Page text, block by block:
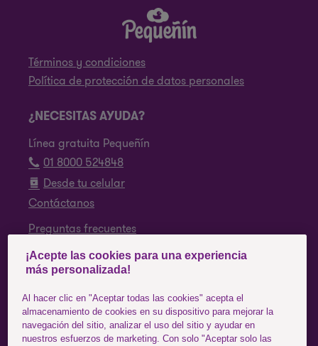
Términos y condiciones
Política de protección de datos personales
¿NECESITAS AYUDA?
Línea gratuita Pequeñín
01 8000 524848
Desde tu celular
Contáctanos
Preguntas frecuentes
SÍGUENOS
Facebook
Instagram
¡Acepte las cookies para una experiencia
más personalizada!
Al hacer clic en "Aceptar todas las cookies" acepta el
almacenamiento de cookies en su dispositivo para mejorar la
navegación del sitio, analizar el uso del sitio y ayudar en
nuestros esfuerzos de marketing. Con solo "Aceptar solo las